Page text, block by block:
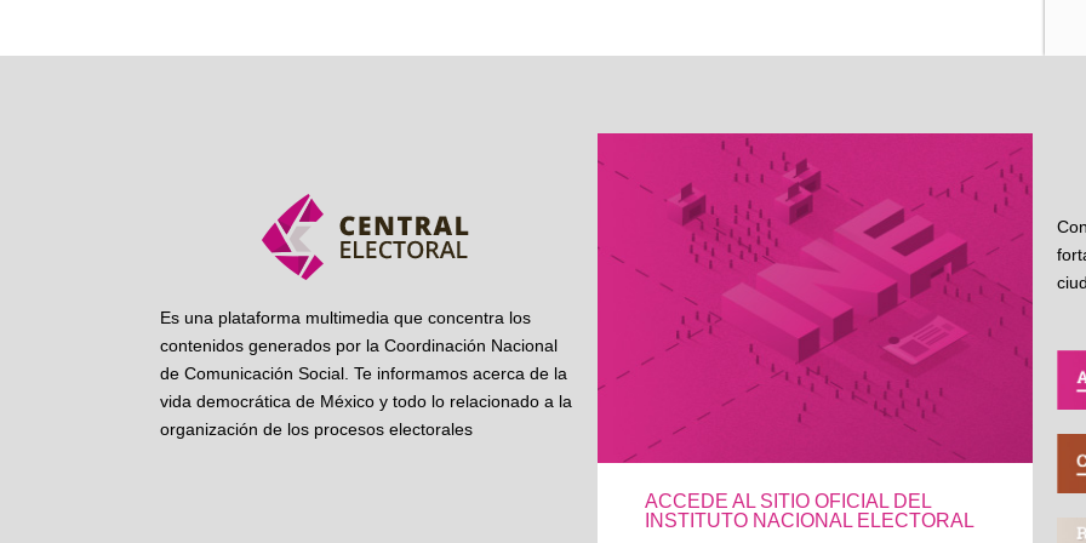
Es una plataforma multimedia que concentra los
contenidos generados por la Coordinación Nacional
de Comunicación Social. Te informamos acerca de la
vida democrática de México y todo lo relacionado a la
organización de los procesos electorales
ACCEDE AL SITIO OFICIAL DEL
INSTITUTO NACIONAL ELECTORAL